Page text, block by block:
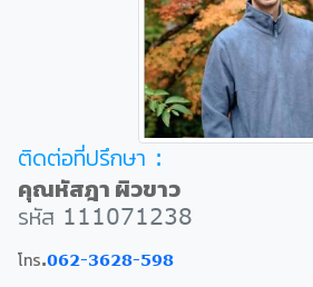
ติดต่อที่ปรึกษา :
คุณหัสฎา ผิวขาว
รหัส 111071238
โทร.062-3628-598